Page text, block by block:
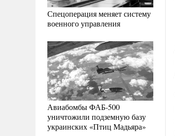
Спецоперация меняет систему
военного управления
Авиабомбы ФАБ-500
уничтожили подземную базу
украинских «Птиц Мадьяра»